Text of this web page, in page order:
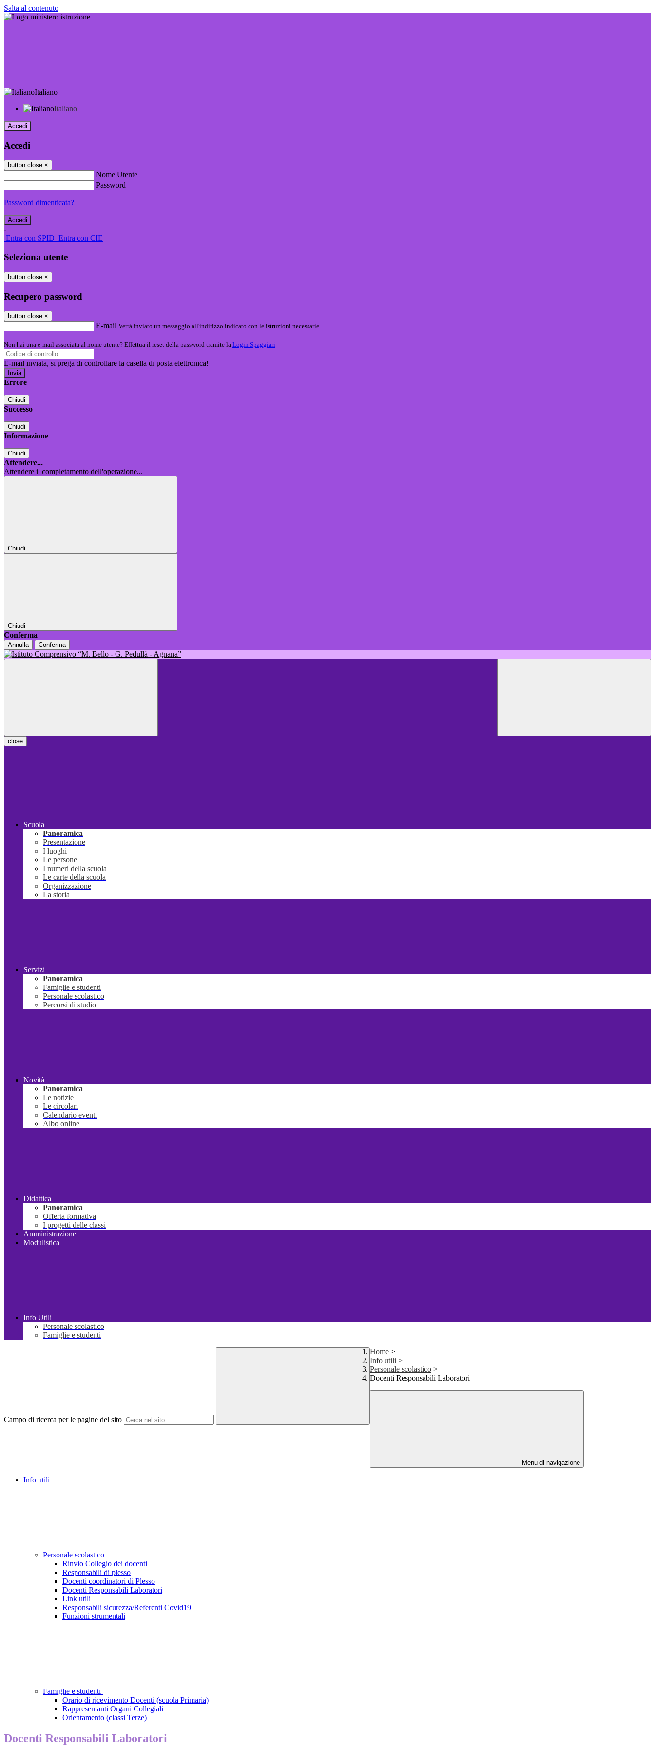
Salta al contenuto
Italiano
Italiano
Accedi
Accedi
button close ×
Nome Utente
Password
Password dimenticata?
-
Entra con SPID Entra con CIE
Seleziona utente
button close ×
Recupero password
button close ×
E-mail Verrà inviato un messaggio all'indirizzo indicato con le istruzioni necessarie.
Non hai una e-mail associata al nome utente? Effettua il reset della password tramite la Login Spaggiari
E-mail inviata, si prega di controllare la casella di posta elettronica!
Errore
Chiudi
Successo
Chiudi
Informazione
Chiudi
Attendere...
Attendere il completamento dell'operazione...
Chiudi
Chiudi
Conferma
Annulla Conferma
close
Scuola
Panoramica
Presentazione
I luoghi
Le persone
I numeri della scuola
Le carte della scuola
Organizzazione
La storia
Servizi
Panoramica
Famiglie e studenti
Personale scolastico
Percorsi di studio
Novità
Panoramica
Le notizie
Le circolari
Calendario eventi
Albo online
Didattica
Panoramica
Offerta formativa
I progetti delle classi
Amministrazione
Modulistica
Info Utili
Personale scolastico
Famiglie e studenti
Campo di ricerca per le pagine del sito
Home >
Info utili >
Personale scolastico >
Docenti Responsabili Laboratori
Menu di navigazione
Info utili
Personale scolastico
Rinvio Collegio dei docenti
Responsabili di plesso
Docenti coordinatori di Plesso
Docenti Responsabili Laboratori
Link utili
Responsabili sicurezza/Referenti Covid19
Funzioni strumentali
Famiglie e studenti
Orario di ricevimento Docenti (scuola Primaria)
Rappresentanti Organi Collegiali
Orientamento (classi Terze)
Docenti Responsabili Laboratori